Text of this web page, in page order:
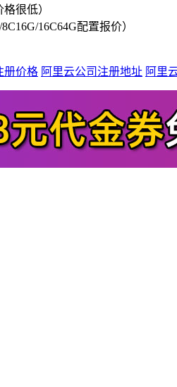
很低）
16C64G配置报价）
册价格 阿里云公司注册地址 阿里